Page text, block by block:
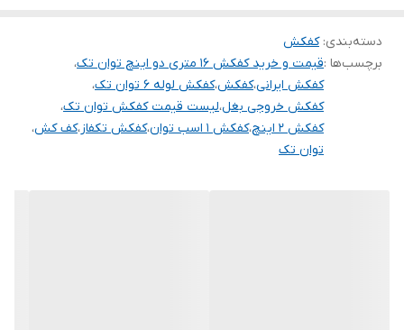
کیفیت بالا و رعایت استاندارهای معتبر و تحقیقات گسترده موجب گردید
تا تولید از حالت کارگاهی به صورت کارخانه و تنوع تولید از یک محصول
به چندین محصول تبدیل شود و متقاضیان بسیاری پیدا کند تا جایی که
این محصولات بازار بسیار مناسبی در بین مصرف کنندگان خانگی و
صنعتی پیدا کرده اند.
دسته‌بندی:کفکش
برچسب‌ها :قیمت و خرید کفکش 16 متری دو اینچ توان تک
،
کفکش ایرانی،کفکش،کفکش لوله 6 توان تک
،
کفکش خروجی بغل،لیست قیمت کفکش توان تک،
کفکش 2 اینچ
،کفکش 1 اسب توان ،کفکش تکفاز،کف کش،
توان تک